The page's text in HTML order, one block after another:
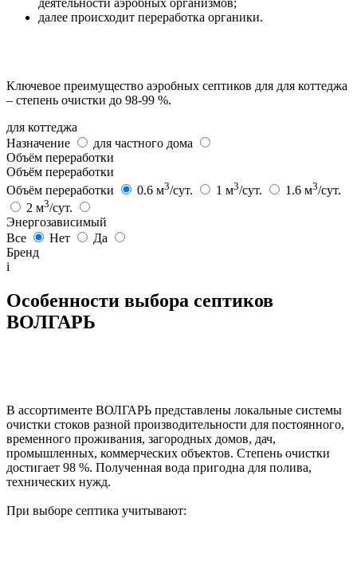
деятельности аэробных организмов;
далее происходит переработка органики.
Ключевое преимущество аэробных септиков для для коттеджа
– степень очистки до 98-99 %.
для коттеджа
Назначение
для частного дома
Объём переработки
Объём переработки
Объём переработки
0.6 м3/сут. 1 м3/сут. 1.6 м3/сут.
2 м3/сут.
Энергозависимый
Все
Нет
Да
Бренд
i
Особенности выбора септиков
ВОЛГАРЬ
В ассортименте ВОЛГАРЬ представлены локальные системы
очистки стоков разной производительности для постоянного,
временного проживания, загородных домов, дач,
промышленных, коммерческих объектов. Степень очистки
достигает 98 %. Полученная вода пригодна для полива,
технических нужд.
При выборе септика учитывают: